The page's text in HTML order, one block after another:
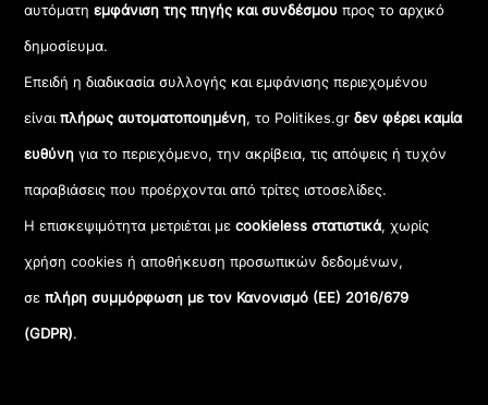
αυτόματηεμφάνιση της πηγής και συνδέσμου προς το αρχικό
δημοσίευμα.
Επειδή η διαδικασία συλλογής και εμφάνισης περιεχομένου
είναιπλήρως αυτοματοποιημένη, το Politikes.grδεν φέρει καμία
ευθύνη για το περιεχόμενο, την ακρίβεια, τις απόψεις ή τυχόν
παραβιάσεις που προέρχονται από τρίτες ιστοσελίδες.
Η επισκεψιμότητα μετριέται μεcookieless στατιστικά, χωρίς
χρήση cookies ή αποθήκευση προσωπικών δεδομένων,
σεπλήρη συμμόρφωση με τον Κανονισμό (ΕΕ) 2016/679
(GDPR).